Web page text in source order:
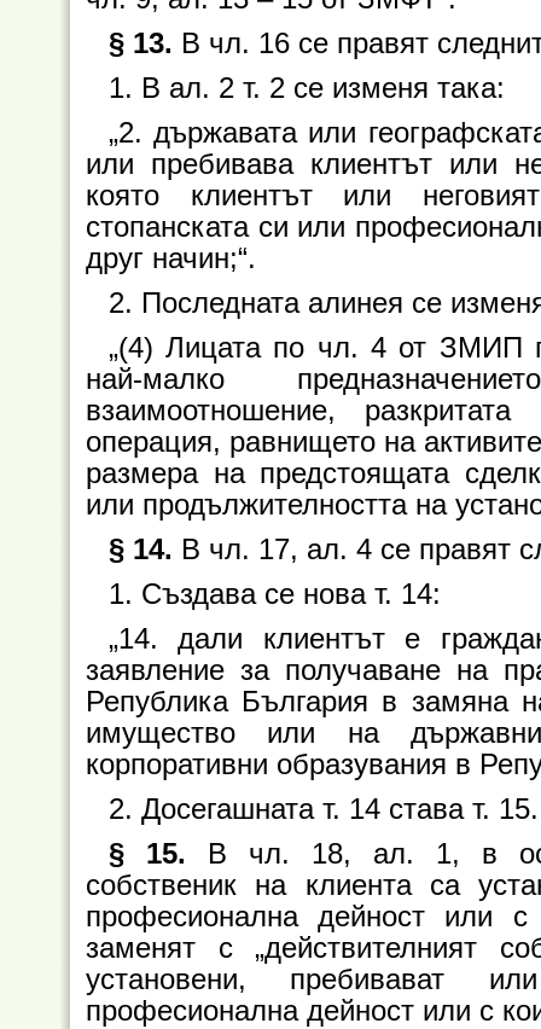
§ 13. В чл. 16 се правят
1. В ал. 2 т. 2 се изменя така:
„2. държавата или
или пребивава клиентът или
която клиентът или
стопанската си или
друг начин;“.
2. Последната алинея се
„(4) Лицата по чл. 4 от ЗМИП
най-малко
взаимоотношение,
операция, равнището на
размера на предстоящата
или продължителността на
§ 14. В чл. 17, ал. 4 се правят
1. Създава се нова т. 14:
„14. дали клиентът е
заявление за получаване на
Република България в замяна
имущество или на
корпоративни образувания в
2. Досегашната т. 14 става т. 15.
§ 15. В чл. 18, ал. 1, в
собственик на клиента са
професионална дейност или
заменят с „действителният
установени, пребивават
професионална дейност или с